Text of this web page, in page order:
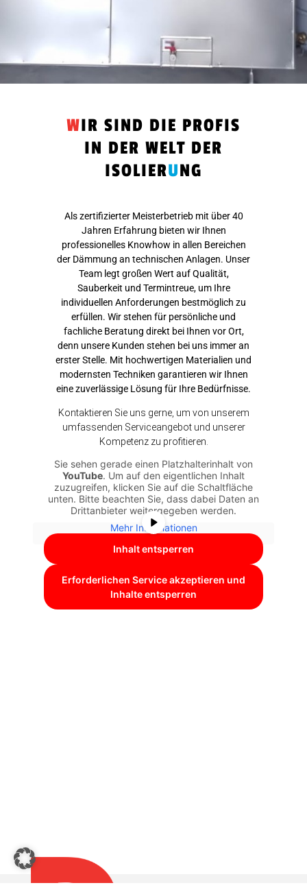
WIR SIND DIE PROFIS
IN DER WELT DER
ISOLIERUNG
Als zertifizierter Meisterbetrieb mit über 40
Jahren Erfahrung bieten wir Ihnen
professionelles Knowhow in allen Bereichen
der Dämmung an technischen Anlagen. Unser
Team legt großen Wert auf Qualität,
Sauberkeit und Termintreue, um Ihre
individuellen Anforderungen bestmöglich zu
erfüllen. Wir stehen für persönliche und
fachliche Beratung direkt bei Ihnen vor Ort,
denn unsere Kunden stehen bei uns immer an
erster Stelle. Mit hochwertigen Materialien und
modernsten Techniken garantieren wir Ihnen
eine zuverlässige Lösung für Ihre Bedürfnisse.
Kontaktieren Sie uns gerne, um von unserem
umfassenden Serviceangebot und unserer
Kompetenz zu profitieren.
Sie sehen gerade einen Platzhalterinhalt von
YouTube. Um auf den eigentlichen Inhalt
zuzugreifen, klicken Sie auf die Schaltfläche
unten. Bitte beachten Sie, dass dabei Daten an
Drittanbieter weitergegeben werden.
Mehr Informationen
Inhalt entsperren
Erforderlichen Service akzeptieren und
Inhalte entsperren